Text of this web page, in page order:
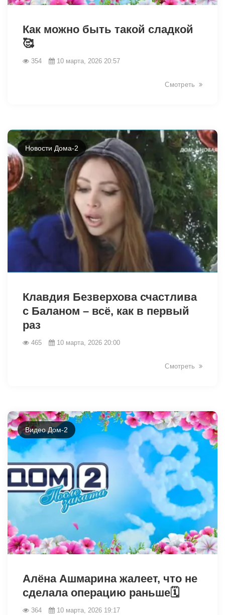
Как можно быть такой сладкой
🥰
354 10 марта, 2026 20:57
Смотреть
Новости Дома-2
Клавдия Безверхова счастлива
с Баланом – всё, как в первый
раз
465 10 марта, 2026 20:00
Смотреть
Видео Дом-2
Алёна Ашмарина жалеет, что не
сделала операцию раньше🗓
364 10 марта, 2026 19:17